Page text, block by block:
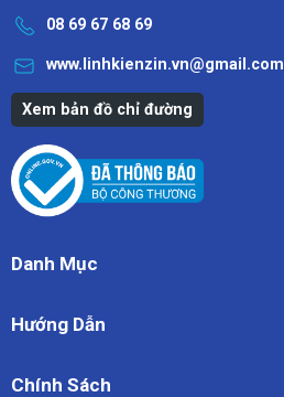
08 69 67 68 69
www.linhkienzin.vn@gmail.com
Xem bản đồ chỉ đường
Danh Mục
Hướng Dẫn
Chính Sách